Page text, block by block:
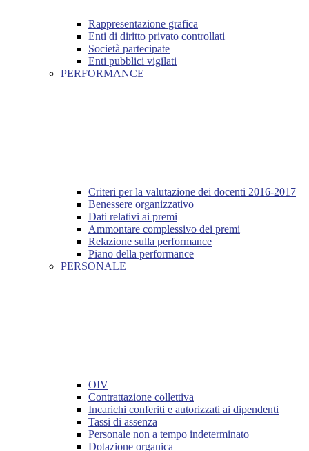
Rappresentazione grafica
Enti di diritto privato controllati
Società partecipate
Enti pubblici vigilati
PERFORMANCE
Criteri per la valutazione dei docenti 2016-2017
Benessere organizzativo
Dati relativi ai premi
Ammontare complessivo dei premi
Relazione sulla performance
Piano della performance
PERSONALE
OIV
Contrattazione collettiva
Incarichi conferiti e autorizzati ai dipendenti
Tassi di assenza
Personale non a tempo indeterminato
Dotazione organica